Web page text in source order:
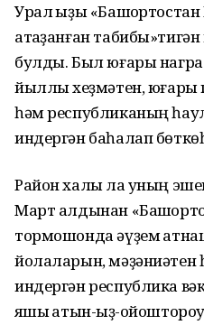
Урал ҡыҙы
атҡаҙанған
булды. Был юғары
йыллыҡ хеҙмәтен,
һәм республиканың
индергән баһалап
Район халҡы ла уның
Март алдынан
тормошонда әүҙем
йолаларын, мәҙәниәтен
индергән республика
яҡшы ҡатын-ҡыҙ-